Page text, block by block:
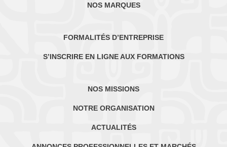
NOS MARQUES
FORMALITÉS D’ENTREPRISE
S’INSCRIRE EN LIGNE AUX FORMATIONS
NOS MISSIONS
NOTRE ORGANISATION
ACTUALITÉS